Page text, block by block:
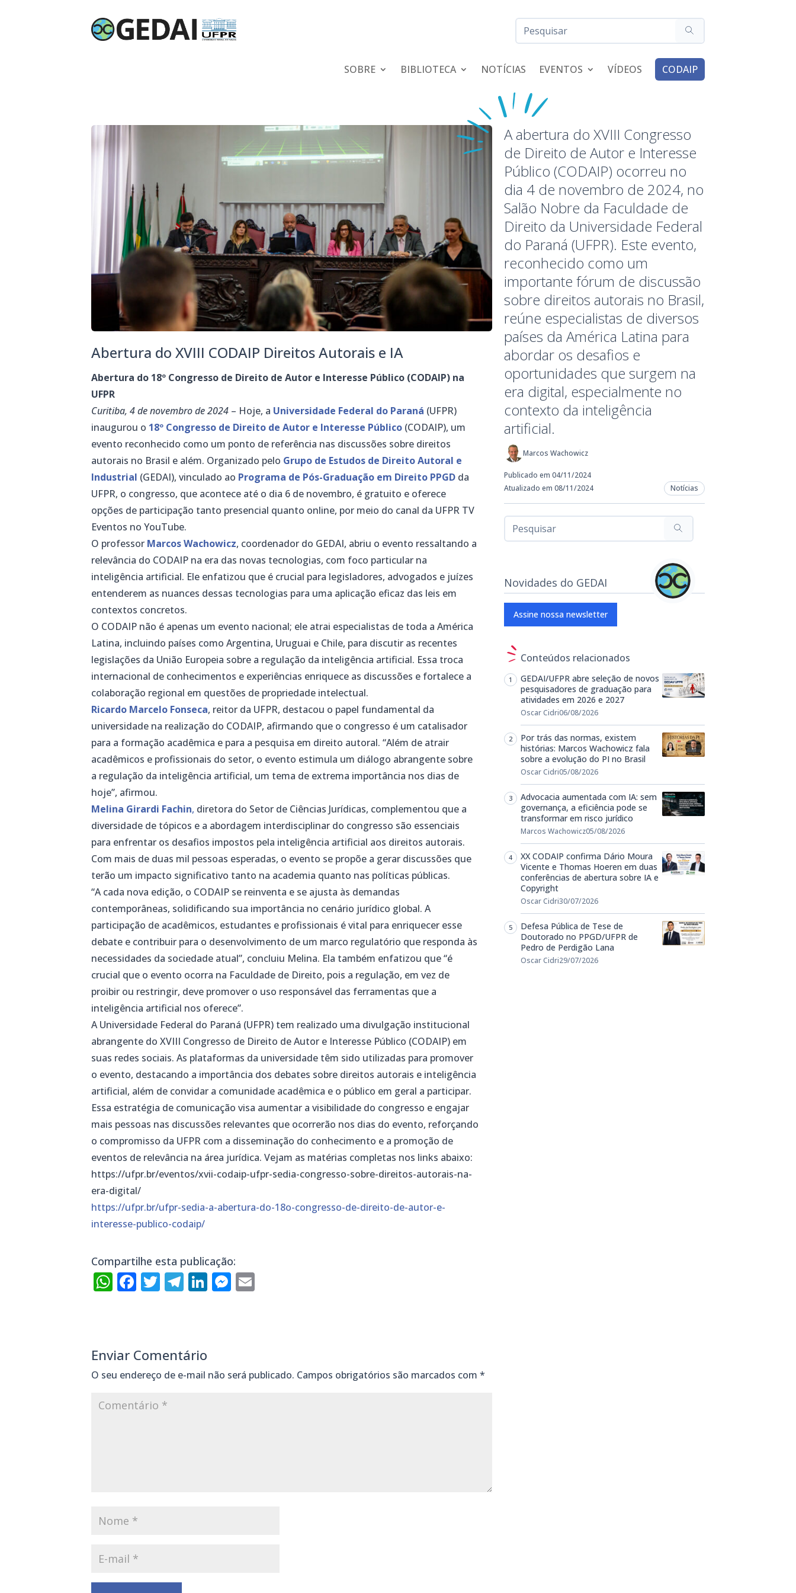
SOBRE BIBLIOTECA NOTÍCIAS EVENTOS VÍDEOS CODAIP
Abertura do XVIII CODAIP Direitos Autorais e IA
Abertura do 18º Congresso de Direito de Autor e Interesse Público (CODAIP) na
UFPR
Curitiba, 4 de novembro de 2024 – Hoje, a Universidade Federal do Paraná (UFPR)
inaugurou o 18º Congresso de Direito de Autor e Interesse Público (CODAIP), um
evento reconhecido como um ponto de referência nas discussões sobre direitos
autorais no Brasil e além. Organizado pelo Grupo de Estudos de Direito Autoral e
Industrial (GEDAI), vinculado ao Programa de Pós-Graduação em Direito PPGD da
UFPR, o congresso, que acontece até o dia 6 de novembro, é gratuito e oferece
opções de participação tanto presencial quanto online, por meio do canal da UFPR TV
Eventos no YouTube.
O professor Marcos Wachowicz, coordenador do GEDAI, abriu o evento ressaltando a
relevância do CODAIP na era das novas tecnologias, com foco particular na
inteligência artificial. Ele enfatizou que é crucial para legisladores, advogados e juízes
entenderem as nuances dessas tecnologias para uma aplicação eficaz das leis em
contextos concretos.
O CODAIP não é apenas um evento nacional; ele atrai especialistas de toda a América
Latina, incluindo países como Argentina, Uruguai e Chile, para discutir as recentes
legislações da União Europeia sobre a regulação da inteligência artificial. Essa troca
internacional de conhecimentos e experiências enriquece as discussões e fortalece a
colaboração regional em questões de propriedade intelectual.
Ricardo Marcelo Fonseca, reitor da UFPR, destacou o papel fundamental da
universidade na realização do CODAIP, afirmando que o congresso é um catalisador
para a formação acadêmica e para a pesquisa em direito autoral. “Além de atrair
acadêmicos e profissionais do setor, o evento estimula um diálogo abrangente sobre
a regulação da inteligência artificial, um tema de extrema importância nos dias de
hoje”, afirmou.
Melina Girardi Fachin, diretora do Setor de Ciências Jurídicas, complementou que a
diversidade de tópicos e a abordagem interdisciplinar do congresso são essenciais
para enfrentar os desafios impostos pela inteligência artificial aos direitos autorais.
Com mais de duas mil pessoas esperadas, o evento se propõe a gerar discussões que
terão um impacto significativo tanto na academia quanto nas políticas públicas.
“A cada nova edição, o CODAIP se reinventa e se ajusta às demandas
contemporâneas, solidificando sua importância no cenário jurídico global. A
participação de acadêmicos, estudantes e profissionais é vital para enriquecer esse
debate e contribuir para o desenvolvimento de um marco regulatório que responda às
necessidades da sociedade atual”, concluiu Melina. Ela também enfatizou que “é
crucial que o evento ocorra na Faculdade de Direito, pois a regulação, em vez de
proibir ou restringir, deve promover o uso responsável das ferramentas que a
inteligência artificial nos oferece”.
A Universidade Federal do Paraná (UFPR) tem realizado uma divulgação institucional
abrangente do XVIII Congresso de Direito de Autor e Interesse Público (CODAIP) em
suas redes sociais. As plataformas da universidade têm sido utilizadas para promover
o evento, destacando a importância dos debates sobre direitos autorais e inteligência
artificial, além de convidar a comunidade acadêmica e o público em geral a participar.
Essa estratégia de comunicação visa aumentar a visibilidade do congresso e engajar
mais pessoas nas discussões relevantes que ocorrerão nos dias do evento, reforçando
o compromisso da UFPR com a disseminação do conhecimento e a promoção de
eventos de relevância na área jurídica. Vejam as matérias completas nos links abaixo:
https://ufpr.br/eventos/xvii-codaip-ufpr-sedia-congresso-sobre-direitos-autorais-na-
era-digital/
https://ufpr.br/ufpr-sedia-a-abertura-do-18o-congresso-de-direito-de-autor-e-
interesse-publico-codaip/
Compartilhe esta publicação:
WhatsApp
Facebook
Twitter
Telegram
LinkedIn
Messenger
Enviar Comentário
O seu endereço de e-mail não será publicado. Campos obrigatórios são marcados com*
A abertura do XVIII Congresso
de Direito de Autor e Interesse
Público (CODAIP) ocorreu no
dia 4 de novembro de 2024, no
Salão Nobre da Faculdade de
Direito da Universidade Federal
do Paraná (UFPR). Este evento,
reconhecido como um
importante fórum de discussão
sobre direitos autorais no Brasil,
reúne especialistas de diversos
países da América Latina para
abordar os desafios e
oportunidades que surgem na
era digital, especialmente no
contexto da inteligência
artificial.
Marcos Wachowicz
Publicado em 04/11/2024
Atualizado em 08/11/2024
Notícias
Novidades do GEDAI
Assine nossa newsletter
Conteúdos relacionados
GEDAI/UFPR abre seleção de novos
pesquisadores de graduação para
atividades em 2026 e 2027
Oscar Cidri06/08/2026
Por trás das normas, existem
histórias: Marcos Wachowicz fala
sobre a evolução do PI no Brasil
Oscar Cidri05/08/2026
Advocacia aumentada com IA: sem
governança, a eficiência pode se
transformar em risco jurídico
Marcos Wachowicz05/08/2026
XX CODAIP confirma Dário Moura
Vicente e Thomas Hoeren em duas
conferências de abertura sobre IA e
Copyright
Oscar Cidri30/07/2026
Defesa Pública de Tese de
Doutorado no PPGD/UFPR de
Pedro de Perdigão Lana
Oscar Cidri29/07/2026